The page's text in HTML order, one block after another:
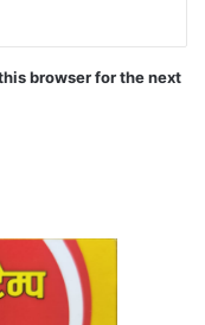
browser for the next